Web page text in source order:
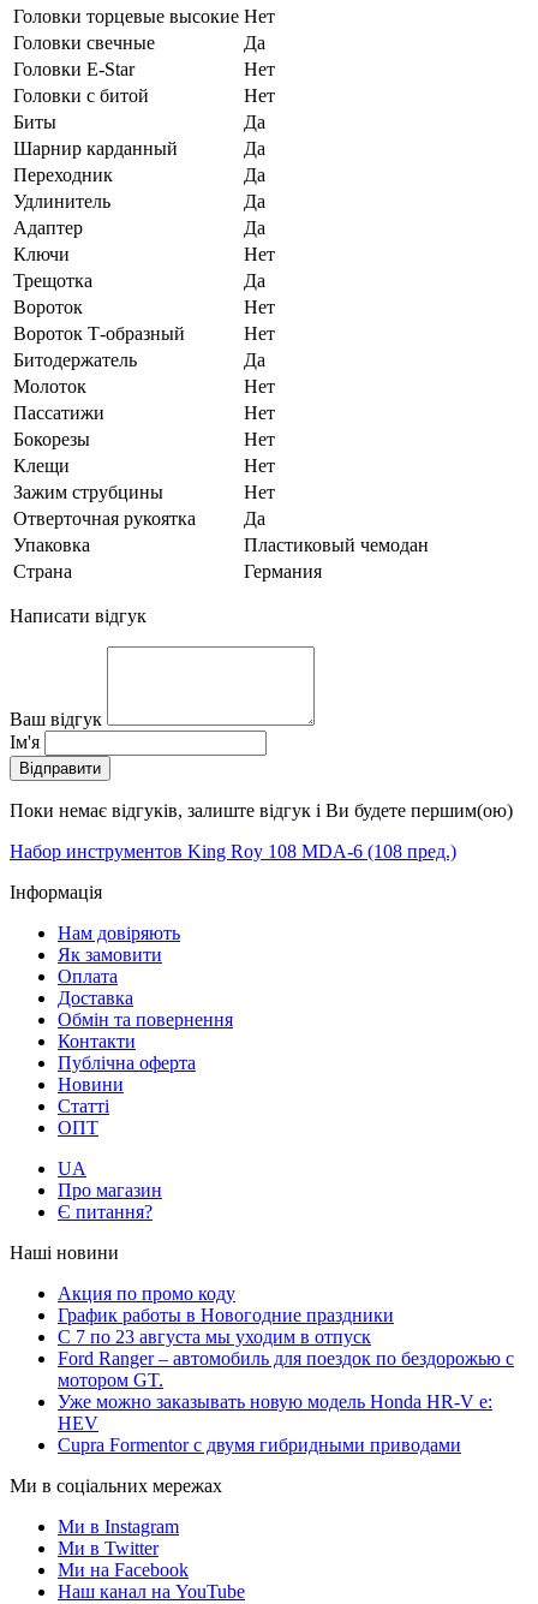
Головки торцевые высокие Нет
Головки свечные
Да
Головки E-Star
Нет
Головки с битой
Нет
Биты
Да
Шарнир карданный
Да
Переходник
Да
Удлинитель
Да
Адаптер
Да
Ключи
Нет
Трещотка
Да
Вороток
Нет
Вороток Т-образный
Нет
Битодержатель
Да
Молоток
Нет
Пассатижи
Нет
Бокорезы
Нет
Клещи
Нет
Зажим струбцины
Нет
Отверточная рукоятка
Да
Упаковка
Пластиковый чемодан
Страна
Германия
Написати відгук
Ваш відгук
Ім'я
Відправити
Поки немає відгуків, залиште відгук і Ви будете першим(ою)
Набор инструментов King Roy 108 MDA-6 (108 пред.)
Інформація
Нам довіряють
Як замовити
Оплата
Доставка
Обмін та повернення
Контакти
Публічна оферта
Новини
Статті
ОПТ
UA
Про магазин
Є питання?
Наші новини
Акция по промо коду
График работы в Новогодние праздники
С 7 по 23 августа мы уходим в отпуск
Ford Ranger – автомобиль для поездок по бездорожью с
мотором GT.
Уже можно заказывать новую модель Honda HR-V e:
HEV
Cupra Formentor с двумя гибридными приводами
Ми в соціальних мережах
Ми в Instagram
Ми в Twitter
Ми на Facebook
Наш канал на YouTube